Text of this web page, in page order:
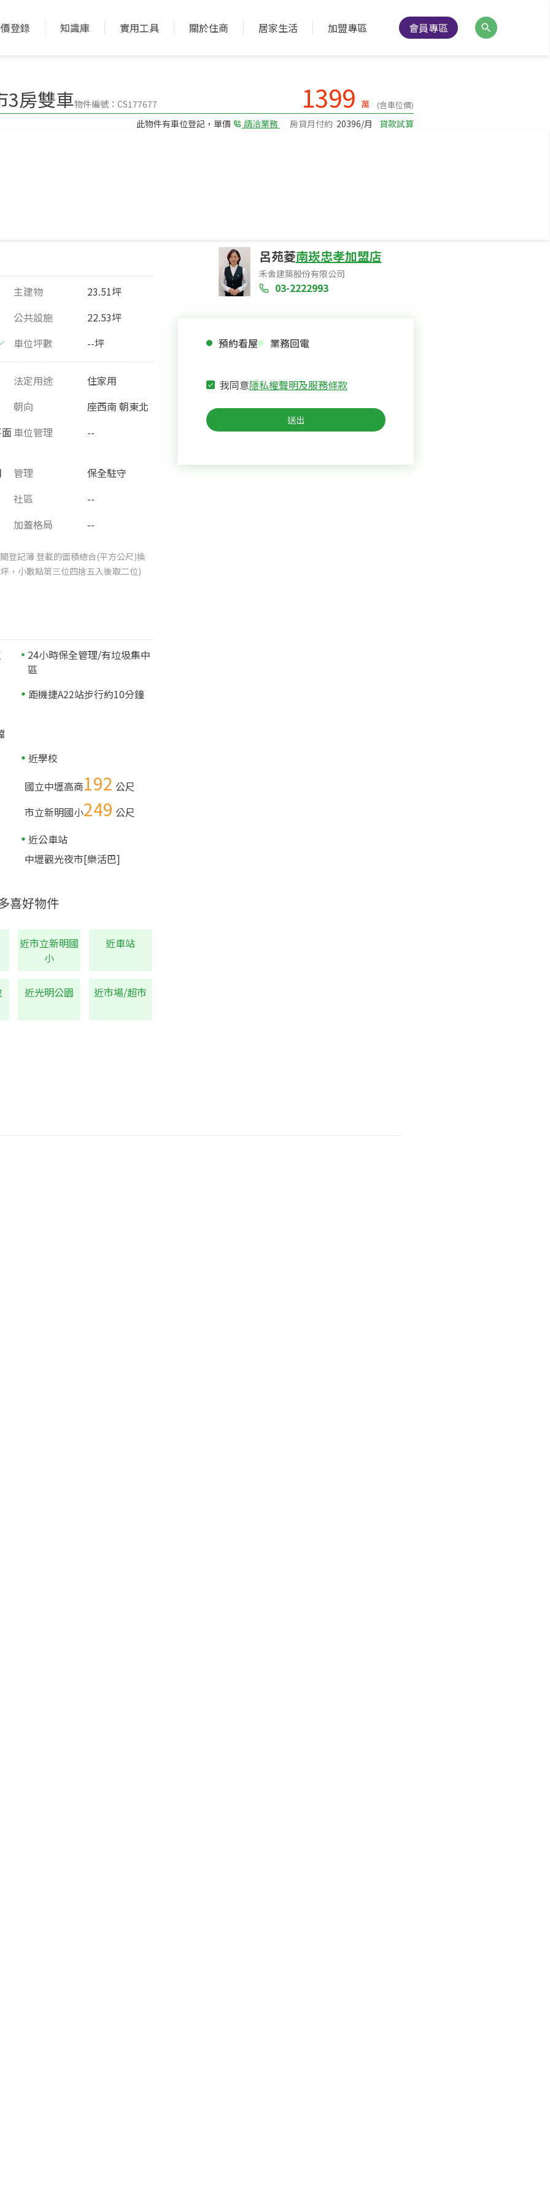
登錄 知識庫 實用工具 關於住商 居家生活 加盟專區 會員專區
3房雙車物件編號：CS177677 1399 萬 (含車位價)
此物件有車位登記，單價 請洽業務 房貸月付約 20396/月 貸款試算
主建物
23.51坪
公共設施
22.53坪
車位坪數
--坪
法定用途
住家用
朝向
座西南 朝東北
車位管理 --
管理
保全駐守
社區
--
加蓋格局
--
登記簿 登載的面積總合(平方公尺)換
，小數點第三位四捨五入後取二位)
24小時保全管理/有垃圾集中
區
距機捷A22站步行約10分鐘
近學校
國立中壢高商192 公尺
市立新明國小249 公尺
近公車站
中壢觀光夜市[樂活巴]
喜好物件
近市立新明國
小
近車站
近光明公園 近市場/超市
呂苑菱南崁忠孝加盟店
禾舍建築股份有限公司
03-2222993
預約看屋 業務回電
我同意隱私權聲明及服務條款
送出